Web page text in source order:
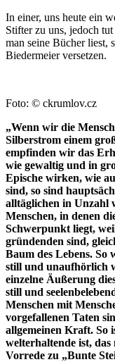
In einer, uns heute ein
Stifter zu uns, jedoch
man seine Bücher liest,
Biedermeier versetzen.
Foto: © ckrumlov.cz
„Wenn wir die
Silberstrom einem
empfinden wir das
wie gewaltig und in
Epische wirken, wie
sind, so sind
alltäglichen in Unzahl
Menschen, in denen
Schwerpunkt liegt,
gründenden sind,
Baum des Lebens. So
still und unaufhörlich
einzelne Äußerung
still und
Menschen mit
vorgefallenen Taten
allgemeinen Kraft. So
welterhaltende ist, das
Vorrede zu „Bunte